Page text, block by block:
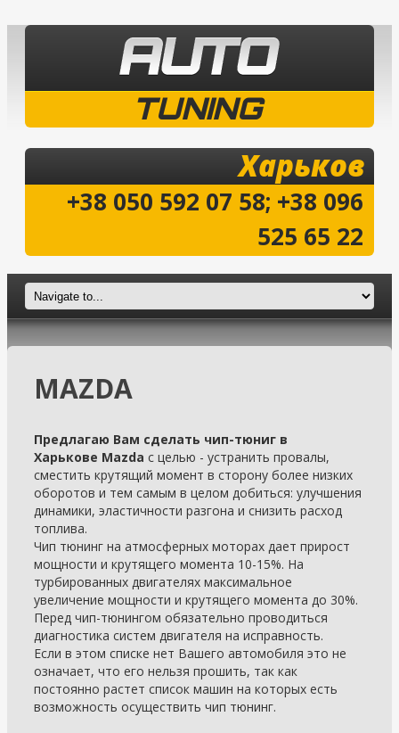
TUNING
Харьков
+38 050 592 07 58; +38 096
525 65 22
MAZDA
Предлагаю Вам сделать чип-тюниг в
Харькове Mazda с целью - устранить провалы,
сместить крутящий момент в сторону более низких
оборотов и тем самым в целом добиться: улучшения
динамики, эластичности разгона и снизить расход
топлива.
Чип тюнинг на атмосферных моторах дает прирост
мощности и крутящего момента 10-15%. На
турбированных двигателях максимальное
увеличение мощности и крутящего момента до 30%.
Перед чип-тюнингом обязательно проводиться
диагностика систем двигателя на исправность.
Если в этом списке нет Вашего автомобиля это не
означает, что его нельзя прошить, так как
постоянно растет список машин на которых есть
возможность осуществить чип тюнинг.